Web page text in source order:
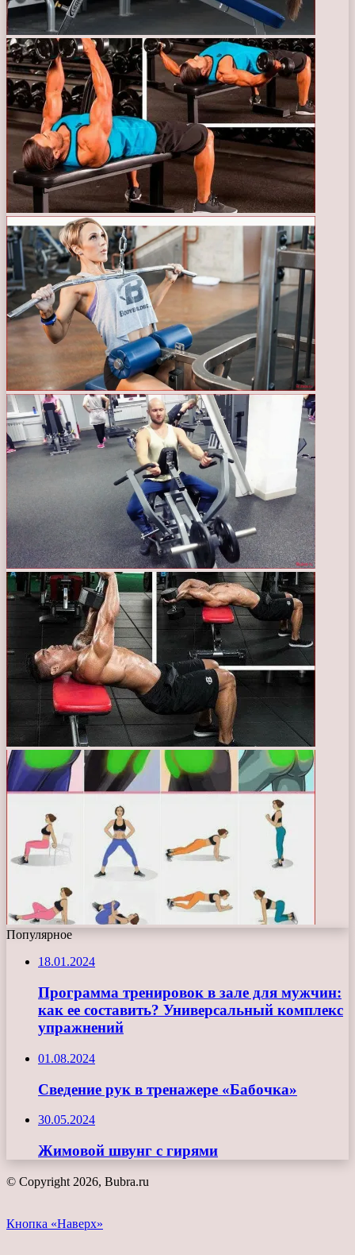
Популярное
18.01.2024
Программа тренировок в зале для мужчин:
как ее составить? Универсальный комплекс
упражнений
01.08.2024
Сведение рук в тренажере «Бабочка»
30.05.2024
Жимовой швунг с гирями
© Copyright 2026, Bubra.ru
Кнопка «Наверх»